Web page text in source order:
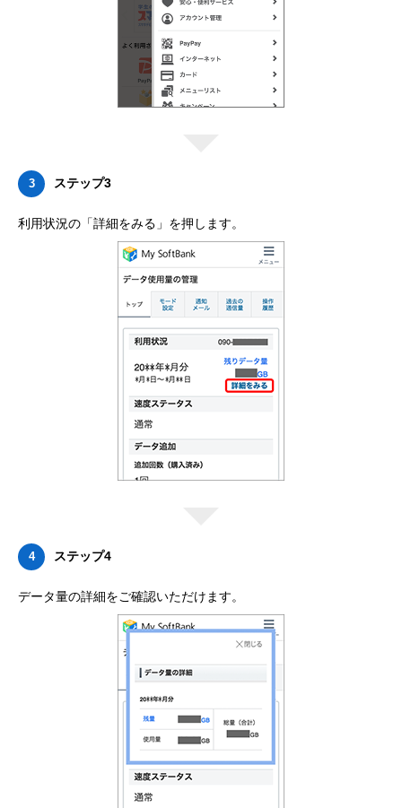
3 ステップ3
利用状況の「詳細をみる」を押します。
4 ステップ4
データ量の詳細をご確認いただけます。